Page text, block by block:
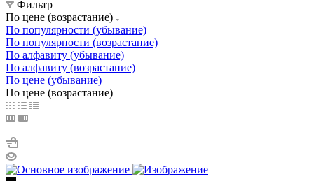
Фильтр
По цене (возрастание)
По популярности (убывание)
По популярности (возрастание)
По алфавиту (убывание)
По алфавиту (возрастание)
По цене (убывание)
По цене (возрастание)